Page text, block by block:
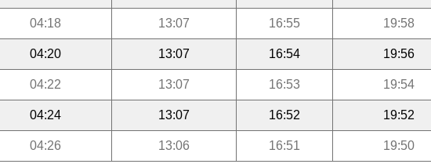
04:18 13:07 16:55 19:58
04:20 13:07 16:54 19:56
04:22 13:07 16:53 19:54
04:24 13:07 16:52 19:52
04:26 13:06 16:51 19:50